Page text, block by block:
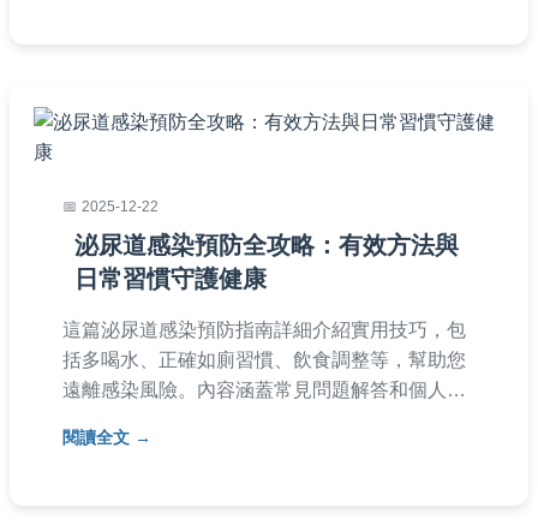
2025-12-22
泌尿道感染預防全攻略：有效方法與
日常習慣守護健康
這篇泌尿道感染預防指南詳細介紹實用技巧，包
括多喝水、正確如廁習慣、飲食調整等，幫助您
遠離感染風險。內容涵蓋常見問題解答和個人經
閱讀全文